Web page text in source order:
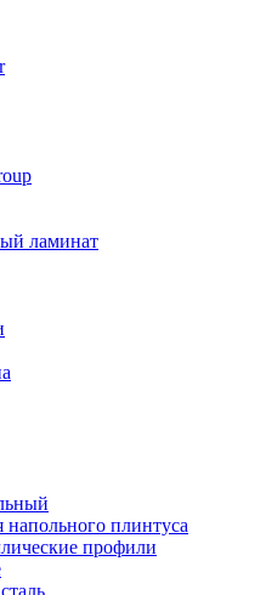
ламинат
плинтуса
профили